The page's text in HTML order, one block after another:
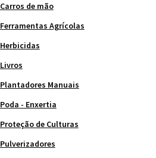
Carros de mão
Ferramentas Agrícolas
Herbicidas
Livros
Plantadores Manuais
Poda - Enxertia
Proteção de Culturas
Pulverizadores